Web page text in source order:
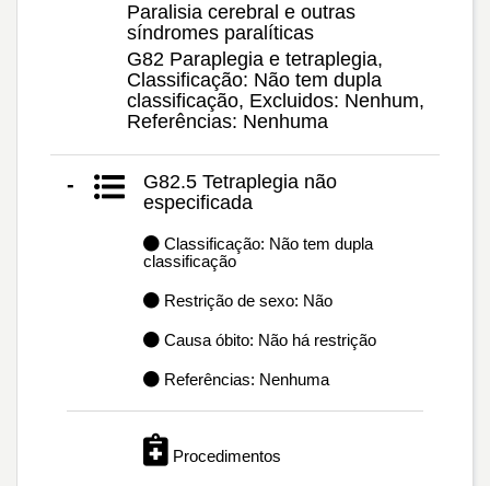
Paralisia cerebral e outras
síndromes paralíticas
G82 Paraplegia e tetraplegia,
Classificação: Não tem dupla
classificação, Excluidos: Nenhum,
Referências: Nenhuma
-
G82.5 Tetraplegia não
especificada
Classificação: Não tem dupla
classificação
Restrição de sexo: Não
Causa óbito: Não há restrição
Referências: Nenhuma
Procedimentos